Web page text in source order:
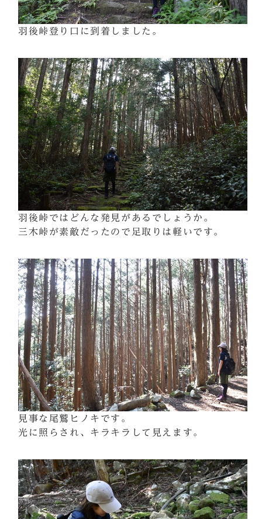
羽後峠登り口に到着しました。
羽後峠ではどんな発見があるでしょうか。
三木峠が素敵だったので足取りは軽いです。
見事な尾鷲ヒノキです。
光に照らされ、キラキラして見えます。